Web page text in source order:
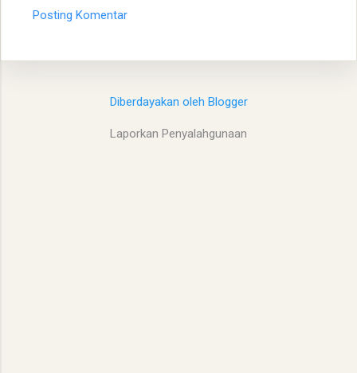
Posting Komentar
Diberdayakan oleh Blogger
Laporkan Penyalahgunaan